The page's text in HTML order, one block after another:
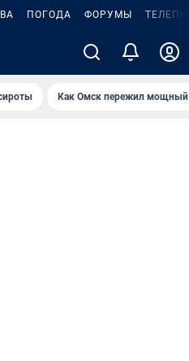
ПОГОДА ФОРУМЫ
Как Омск пережил мощный